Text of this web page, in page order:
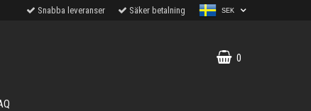
Snabba leveranser Säker betalning SEK
0